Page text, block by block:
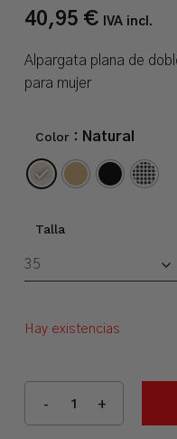
40,95 € IVA incl.
Alpargata plana de
para mujer
Color : Natural
Talla
Hay existencias